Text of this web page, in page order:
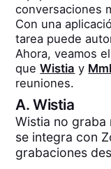
conversaciones
Con una
tarea puede
Ahora, veamos
queWistia y
reuniones.
A.Wistia
Wistia no graba
se integra con
grabaciones